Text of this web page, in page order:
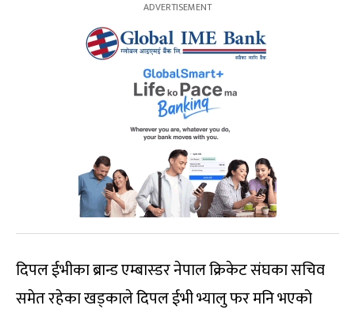
दिपल ईभीका ब्रान्ड एम्बास्डर नेपाल क्रिकेट संघका सचिव
समेत रहेका खड्काले दिपल ईभी भ्यालु फर मनि भएको